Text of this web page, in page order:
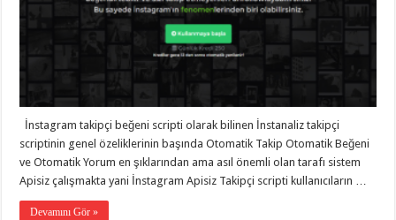
İnstagram takipçi beğeni scripti olarak bilinen İnstanaliz takipçi
scriptinin genel özeliklerinin başında Otomatik Takip Otomatik Beğeni
ve Otomatik Yorum en şıklarından ama asıl önemli olan tarafı sistem
Apisiz çalışmakta yani İnstagram Apisiz Takipçi scripti kullanıcıların …
Devamını Gör »